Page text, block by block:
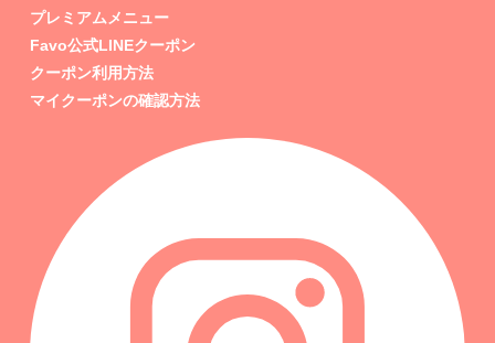
プレミアムメニュー
Favo公式LINEクーポン
クーポン利用方法
マイクーポンの確認方法